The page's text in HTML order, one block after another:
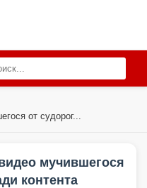
от судорог...
мучившегося
контента